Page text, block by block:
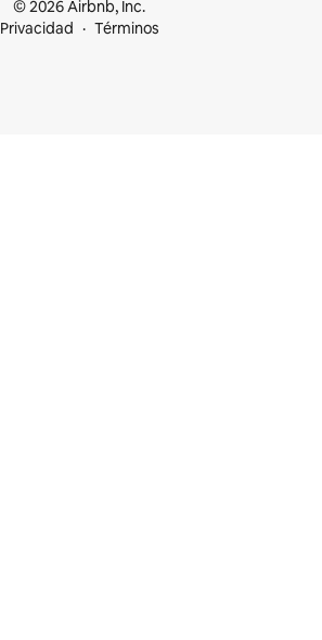
© 2026 Airbnb, Inc.
Privacidad
Términos